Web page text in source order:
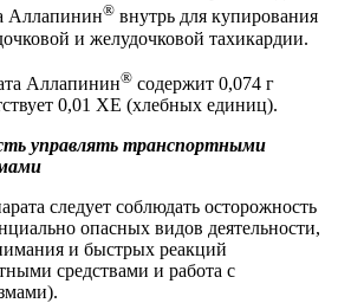
Аллапинин® внутрь для купирования
и желудочковой тахикардии.
Аллапинин® содержит 0,074 г
0,01 ХЕ (хлебных единиц).
управлять транспортными
следует соблюдать осторожность
опасных видов деятельности,
и быстрых реакций
средствами и работа с